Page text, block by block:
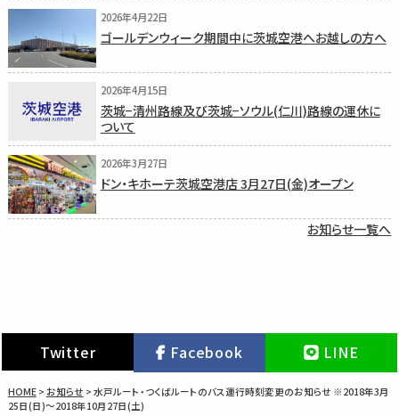
2026年4月22日
ゴールデンウィーク期間中に茨城空港へお越しの方へ
2026年4月15日
茨城−清州路線及び茨城−ソウル(仁川)路線の運休に
ついて
2026年3月27日
ドン・キホーテ茨城空港店 3月27日(金)オープン
お知らせ一覧へ
Twitter Facebook LINE
HOME> お知らせ > 水戸ルート・つくばルートのバス運行時刻変更のお知らせ ※2018年3月
25日(日)〜2018年10月27日(土)